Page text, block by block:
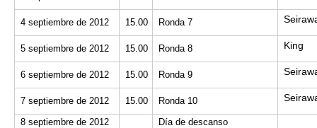
4 septiembre de 2012 15.00 Ronda 7
5 septiembre de 2012 15.00 Ronda 8 King
6 septiembre de 2012 15.00 Ronda 9
7 septiembre de 2012 15.00 Ronda 10
8 septiembre de 2012
Día de descanso